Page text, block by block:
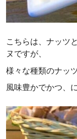
こちらは、ナッツ
ヌですが、
様々な種類のナッ
風味豊かでかつ、